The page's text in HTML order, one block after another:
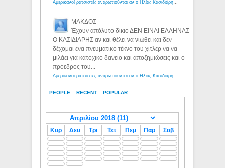
PEOPLE RECENT POPULAR
ΜΑΚΔΟΣ
Έχουν απόλυτο δίκιο ΔΕΝ ΕΙΝΑΙ ΕΛΛΗΝΑΣ
Ο ΚΑΣΙΔΙΑΡΗΣ αν και θέλει να νιώθει και δεν
δέχομαι ενα πνευματικό τέκνο του χιτλερ να να
μιλάει για κατοχικό δανειο και αποζημιώσεις και ο
πρόεδρος του...
Κυρ Δευ Τρι Τετ Πεμ Παρ Σαβ